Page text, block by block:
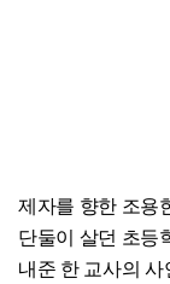
제자를 향한 조용
단둘이 살던 초등
내준 한 교사의